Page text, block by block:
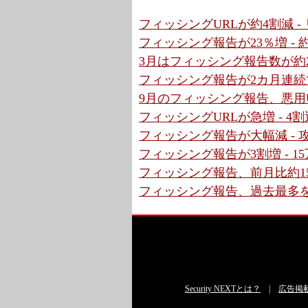
フィッシングURLが約4割減 -
フィッシング報告が23％増 -
3月はフィッシング報告数が
フィッシング報告が2カ月連
9月のフィッシング報告、悪
フィッシングURLが急増 - 4
フィッシング報告が大幅減 -
フィッシング報告が3割増 -
フィッシング報告、前月比約
フィッシング報告、過去最多
Security NEXTとは？ 広告掲